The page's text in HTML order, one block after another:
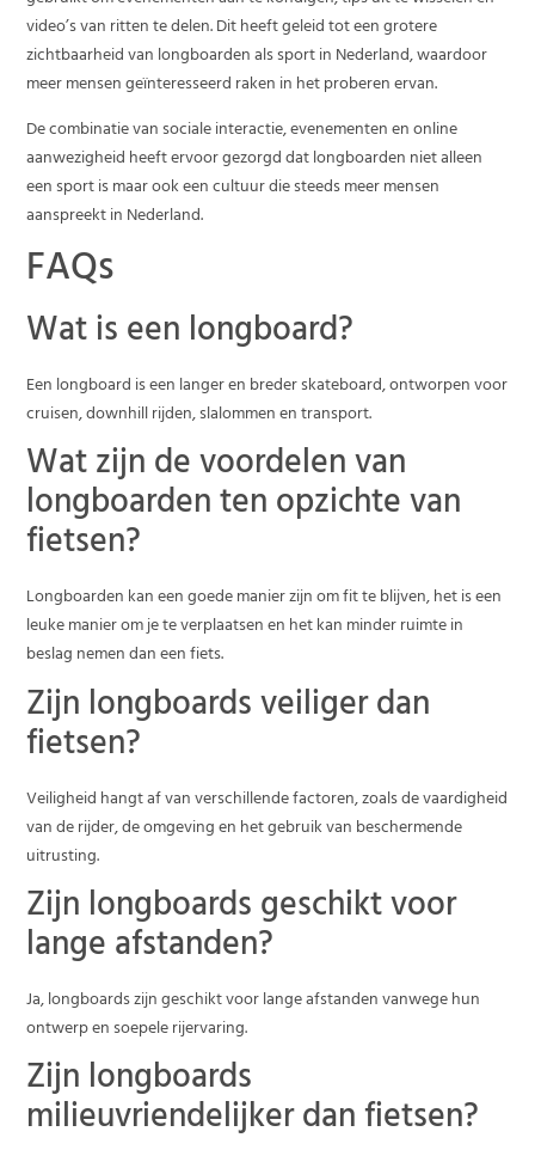
video’s van ritten te delen. Dit heeft geleid tot een grotere
zichtbaarheid van longboarden als sport in Nederland, waardoor
meer mensen geïnteresseerd raken in het proberen ervan.
De combinatie van sociale interactie, evenementen en online
aanwezigheid heeft ervoor gezorgd dat longboarden niet alleen
een sport is maar ook een cultuur die steeds meer mensen
aanspreekt in Nederland.
FAQs
Wat is een longboard?
Een longboard is een langer en breder skateboard, ontworpen voor
cruisen, downhill rijden, slalommen en transport.
Wat zijn de voordelen van
longboarden ten opzichte van
fietsen?
Longboarden kan een goede manier zijn om fit te blijven, het is een
leuke manier om je te verplaatsen en het kan minder ruimte in
beslag nemen dan een fiets.
Zijn longboards veiliger dan
fietsen?
Veiligheid hangt af van verschillende factoren, zoals de vaardigheid
van de rijder, de omgeving en het gebruik van beschermende
uitrusting.
Zijn longboards geschikt voor
lange afstanden?
Ja, longboards zijn geschikt voor lange afstanden vanwege hun
ontwerp en soepele rijervaring.
Zijn longboards
milieuvriendelijker dan fietsen?